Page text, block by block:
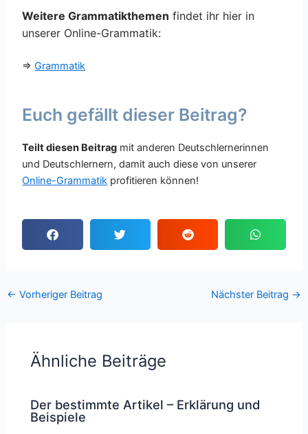
Weitere Grammatikthemen findet ihr hier in
unserer Online-Grammatik:
⇒Grammatik
Euch gefällt dieser Beitrag?
Teilt diesen Beitrag mit anderen Deutschlernerinnen
und Deutschlernern, damit auch diese von unserer
Online-Grammatik profitieren können!
← Vorheriger Beitrag Nächster Beitrag →
Ähnliche Beiträge
Der bestimmte Artikel – Erklärung und
Beispiele